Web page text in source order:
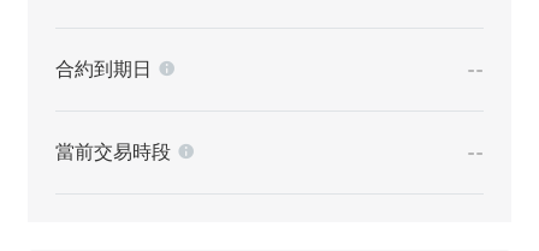
合約到期日 --
當前交易時段 --